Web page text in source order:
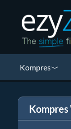
Kompres
Kompres